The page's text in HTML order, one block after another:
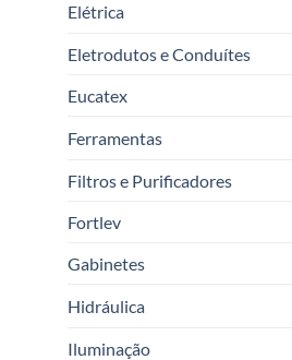
Elétrica
Eletrodutos e Conduítes
Eucatex
Ferramentas
Filtros e Purificadores
Fortlev
Gabinetes
Hidráulica
Iluminação